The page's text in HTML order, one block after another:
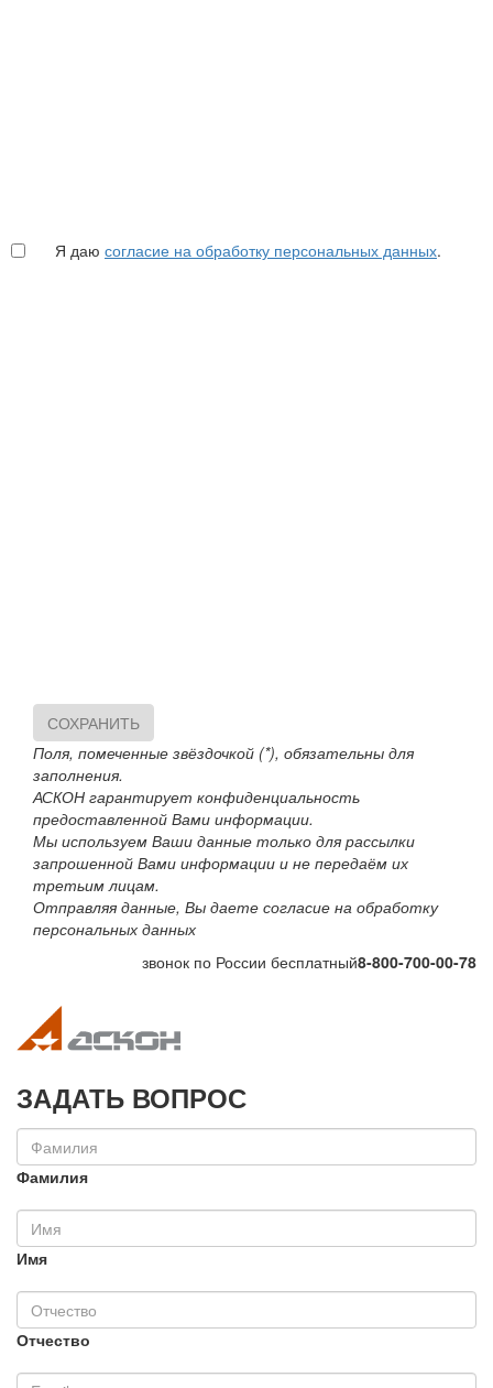
Я даю согласие на обработку персональных данных.
СОХРАНИТЬ
Поля, помеченные звёздочкой (*), обязательны для
заполнения.
АСКОН гарантирует конфиденциальность
предоставленной Вами информации.
Мы используем Ваши данные только для рассылки
запрошенной Вами информации и не передаём их
третьим лицам.
Отправляя данные, Вы даете согласие на обработку
персональных данных
звонок по России бесплатный8-800-700-00-78
ЗАДАТЬ ВОПРОС
Фамилия
Имя
Отчество